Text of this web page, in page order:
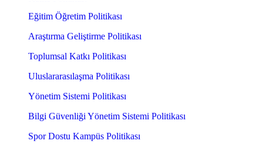
Eğitim Öğretim Politikası
Araştırma Geliştirme Politikası
Toplumsal Katkı Politikası
Uluslararasılaşma Politikası
Yönetim Sistemi Politikası
Bilgi Güvenliği Yönetim Sistemi Politikası
Spor Dostu Kampüs Politikası